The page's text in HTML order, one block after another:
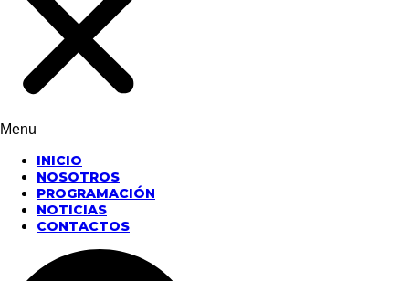
Menu
INICIO
NOSOTROS
PROGRAMACIÓN
NOTICIAS
CONTACTOS